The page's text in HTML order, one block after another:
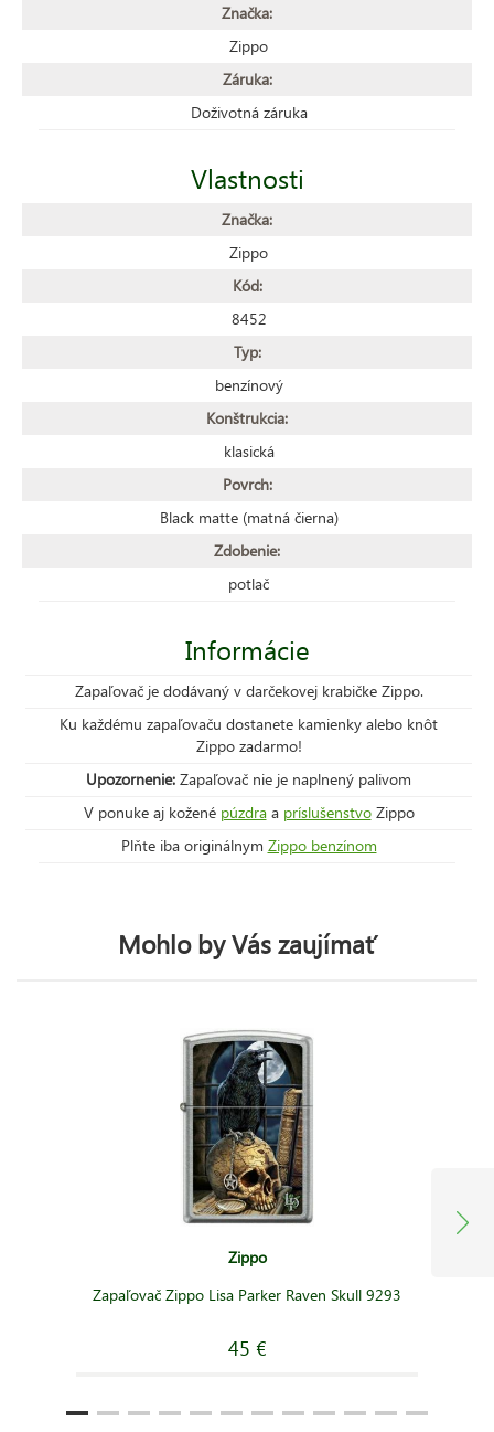
Značka:
Zippo
Záruka:
Doživotná záruka
Vlastnosti
Značka:
Zippo
Kód:
8452
Typ:
benzínový
Konštrukcia:
klasická
Povrch:
Black matte (matná čierna)
Zdobenie:
potlač
Informácie
Zapaľovač je dodávaný v darčekovej krabičke Zippo.
Ku každému zapaľovaču dostanete kamienky alebo knôt
Zippo zadarmo!
Upozornenie: Zapaľovač nie je naplnený palivom
V ponuke aj kožené púzdraa príslušenstvoZippo
Plňte iba originálnym Zippo benzínom
Mohlo by Vás zaujímať
Zippo
Zapaľovač Zippo Lisa Parker Raven Skull 9293
45 €